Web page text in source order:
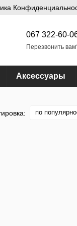
067 322-60-
Перезвонить
Аксессуары
по